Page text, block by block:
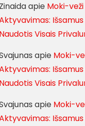
Zinaidaapie Moki-
Naudotis Visais
apie Moki-
Naudotis Visais
apie Moki-